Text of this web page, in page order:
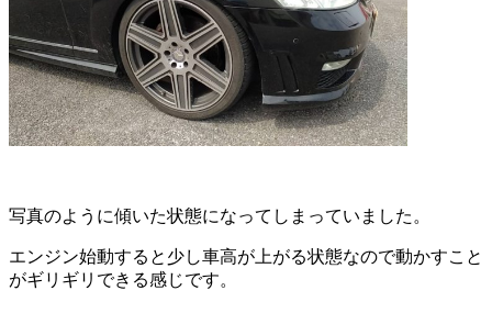
写真のように傾いた状態になってしまっていました。
エンジン始動すると少し車高が上がる状態なので動かすこと
がギリギリできる感じです。